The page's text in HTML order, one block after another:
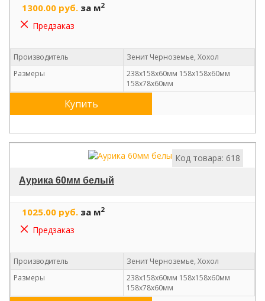
1300.00 руб. за м2
Предзаказ
Производитель
Зенит Черноземье, Хохол
Размеры
238х158х60мм 158х158х60мм
158х78х60мм
Купить
Код товара: 618
Аурика 60мм белый
1025.00 руб. за м2
Предзаказ
Производитель
Зенит Черноземье, Хохол
Размеры
238х158х60мм 158х158х60мм
158х78х60мм